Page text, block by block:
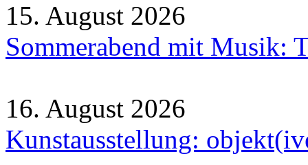
15. August 2026
Sommerabend mit Musik:
16. August 2026
Kunstausstellung: